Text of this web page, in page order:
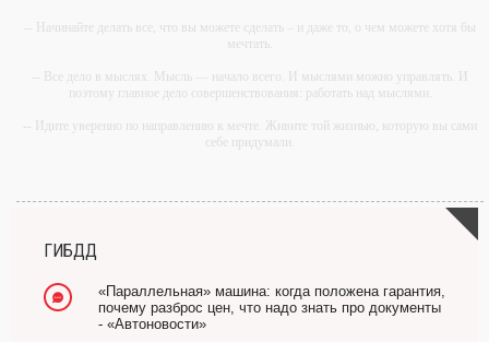
-- Начинайте делать все, что вы можете сделать – и даже то, о чем можете хотя бы
мечтать.
-- Все дело в мыслях. Мысль — начало всего. И мыслями можно управлять. И
поэтому главное дело совершенствования: работать над мыслями.
-- Идите уверенно по направлению к мечте. Живите той жизнью, которую вы сами
себе придумали.
-- Лучшее, что можно сделать с хорошим советом, это пропустить его мимо ушей.
Он никогда не бывает полезен никому, кроме того, кто его дал.
ГИБДД
«Параллельная» машина: когда положена гарантия,
почему разброс цен, что надо знать про документы
- «Автоновости»